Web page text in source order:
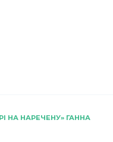
НА НАРЕЧЕНУ» ГАННА